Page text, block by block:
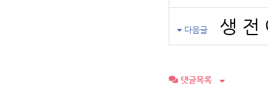
다음글 생 전
댓글목록